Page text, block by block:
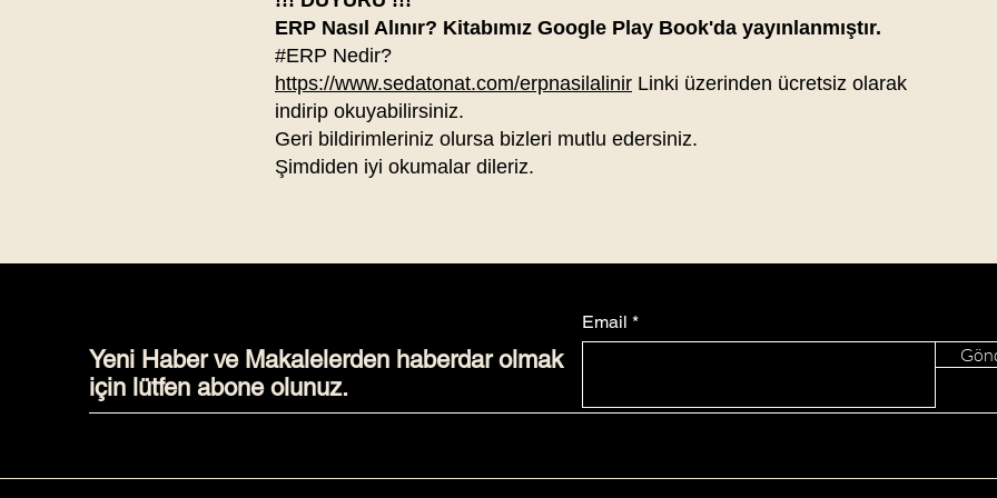
ERP Nasıl Alınır? Kitabımız Google Play Book'da yayınlanmıştır.
#ERP Nedir?
https://www.sedatonat.com/erpnasilalinir Linki üzerinden ücretsiz olarak
indirip okuyabilirsiniz.
Geri bildirimleriniz olursa bizleri mutlu edersiniz.
Şimdiden iyi okumalar dileriz.
Yeni Haber ve Makalelerden haberdar olmak
için lütfen abone olunuz.
Email